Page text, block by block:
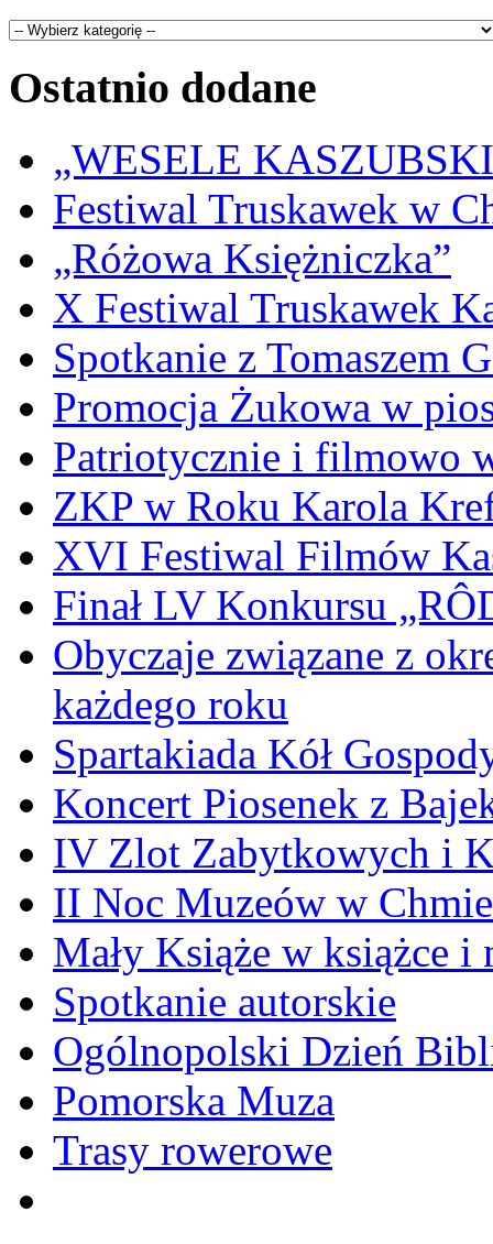
Ostatnio dodane
„WESELE
Festiwal Truskawek w
„Różowa Księżniczka”
X Festiwal Truskawek
Spotkanie z Tomaszem
Promocja Żukowa w
Patriotycznie i filmowo
ZKP w Roku Karola
XVI Festiwal Filmów
Finał LV Konkursu
Obyczaje związane z
każdego roku
Spartakiada Kół
Koncert Piosenek z
IV Zlot Zabytkowych i
II Noc Muzeów w
Mały Książe w książce i
Spotkanie autorskie
Ogólnopolski Dzień
Pomorska Muza
Trasy rowerowe